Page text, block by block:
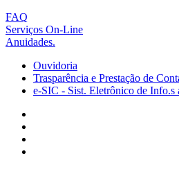
FAQ
Serviços On-Line
Anuidades.
Ouvidoria
Trasparência e Prestação de
e-SIC - Sist. Eletrônico de Info.s